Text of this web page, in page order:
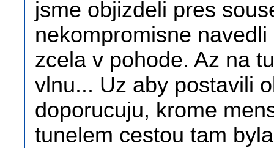
jsme objizdeli pres
nekompromisne
zcela v pohode. Az na
vlnu... Uz aby postavili
doporucuju, krome
tunelem cestou tam